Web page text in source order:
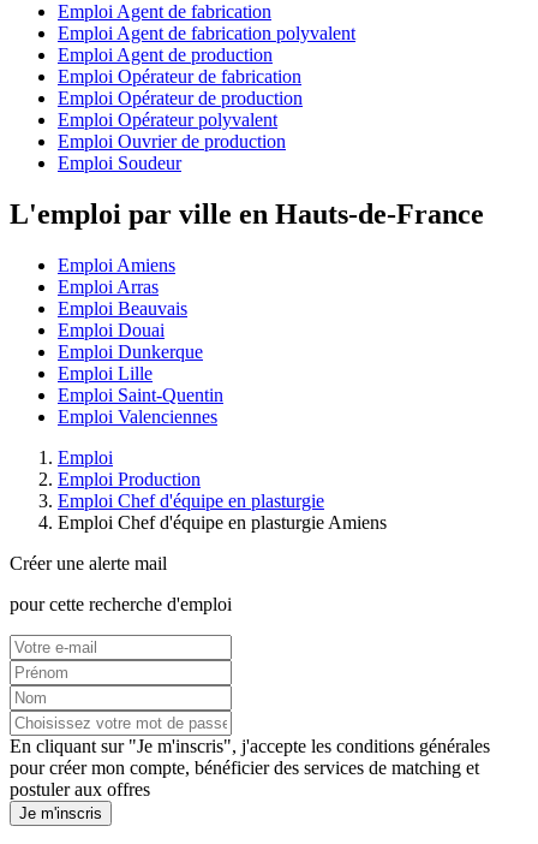
Emploi Agent de fabrication
Emploi Agent de fabrication polyvalent
Emploi Agent de production
Emploi Opérateur de fabrication
Emploi Opérateur de production
Emploi Opérateur polyvalent
Emploi Ouvrier de production
Emploi Soudeur
L'emploi par ville en Hauts-de-France
Emploi Amiens
Emploi Arras
Emploi Beauvais
Emploi Douai
Emploi Dunkerque
Emploi Lille
Emploi Saint-Quentin
Emploi Valenciennes
Emploi
Emploi Production
Emploi Chef d'équipe en plasturgie
Emploi Chef d'équipe en plasturgie Amiens
Créer une alerte mail
pour cette recherche d'emploi
En cliquant sur "Je m'inscris", j'accepte les conditions générales
pour créer mon compte, bénéficier des services de matching et
postuler aux offres
Je m'inscris